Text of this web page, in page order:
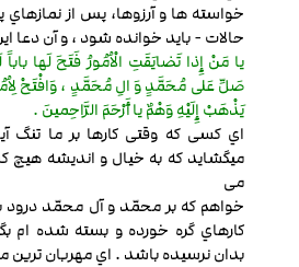
خواسته ها و آرزوها، پس از نمازهاي
حالات - باید خوانده شود ، و آن دعا
یا مَنْ إِذا تَضایَقَتِ الْاُمُورُ فَتَحَ لَها
صَلِّ عَلی مُحَمَّدٍ وَ الِ مُحَمَّدٍ ، وَافْتَحْ
یَذْهَبْ إِلَیْهِ وَهْمٌ یا أَرْحَمَ الرَّاحِمینَ .
اي کسی که وقتی کارها بر ما تنگ
می‏گشاید که به خیال و اندیشه هیچ
می
خواهم که بر محمّد و آل محمّد درود
کارهاي گره خورده و بسته شده ام
بدان نرسیده باشد . اي مهربان ترین